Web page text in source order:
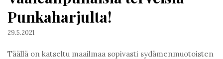
Punkaharjulta!
29.5.2021
Täällä on katseltu maailmaa sopivasti sydämenmuotoisten